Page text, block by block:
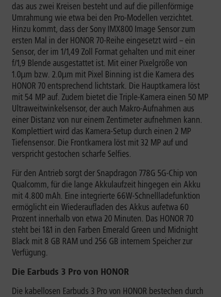
das aus zwei Kreisen besteht und auf die pillenförmige
Umrahmung wie etwa bei den Pro-Modellen verzichtet.
Hinzu kommt, dass der Sony IMX800 Image Sensor zum
ersten Mal in der HONOR 70-Reihe eingesetzt wird – ein
Sensor, der im 1/1,49 Zoll Format gehalten und mit einer
f/1,9 Blende ausgestattet ist. Mit einer Pixelgröße von
1.0µm bzw. 2.0µm mit Pixel Binning ist die Kamera des
HONOR 70 entsprechend lichtstark. Die Hauptkamera löst
mit 54 MP auf. Zudem bietet die Triple-Kamera einen 50 MP
Ultraweitwinkelsensor, der auch Makro-Aufnahmen aus
einer Distanz von nur einem Zentimeter aufnehmen kann.
Komplettiert wird das Kamera-Setup durch einen 2 MP
Tiefensensor. Die Frontkamera löst mit 32 MP auf und
verspricht gestochen scharfe Selfies.
Für den Antrieb sorgt der Snapdragon 778G 5G-Chip von
Qualcomm, für die lange Akkulaufzeit hingegen ein Akku
mit 4.800 mAh. Eine integrierte 66W-Schnellladefunktion
ermöglicht ein Wiederaufladen des Akkus aufetwa 60
Prozent innerhalb von etwa 20 Minuten. Das HONOR 70
steht bei 1&1 in den Farben Emerald Green und Midnight
Black mit 8 GB RAM und 256 GB internem Speicher zur
Verfügung.
Die Earbuds 3 Pro von HONOR
Die kabellosen Earbuds 3 Pro von HONOR bestechen durch